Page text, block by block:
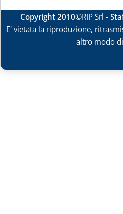
Copyright 2010©RIP Srl -
E' vietata la riproduzione,
altro modo